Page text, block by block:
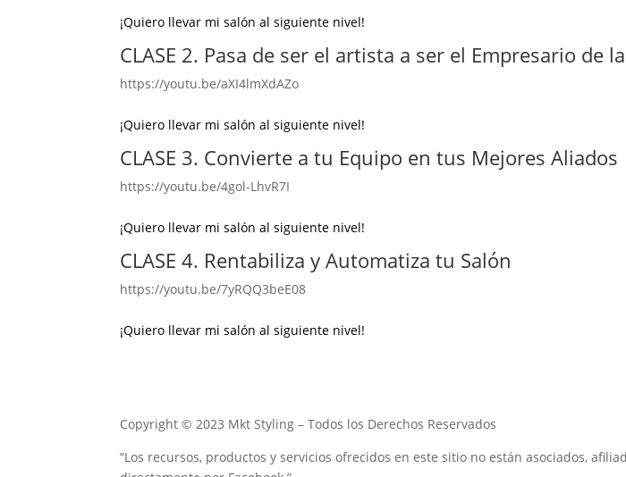
¡Quiero llevar mi salón al siguiente nivel!
CLASE 2. Pasa de ser el artista a ser el Empresario de
https://youtu.be/aXI4lmXdAZo
¡Quiero llevar mi salón al siguiente nivel!
CLASE 3. Convierte a tu Equipo en tus Mejores Aliados
https://youtu.be/4gol-LhvR7I
¡Quiero llevar mi salón al siguiente nivel!
CLASE 4. Rentabiliza y Automatiza tu Salón
https://youtu.be/7yRQQ3beE08
¡Quiero llevar mi salón al siguiente nivel!
Copyright © 2023 Mkt Styling – Todos los Derechos Reservados
“Los recursos, productos y servicios ofrecidos en este sitio no están asociados,